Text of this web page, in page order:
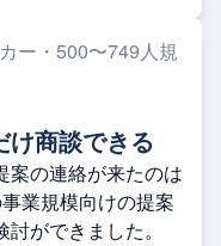
ー・500〜749人規
け商談できる
案の連絡が来たのは
業規模向けの提案
ができました。